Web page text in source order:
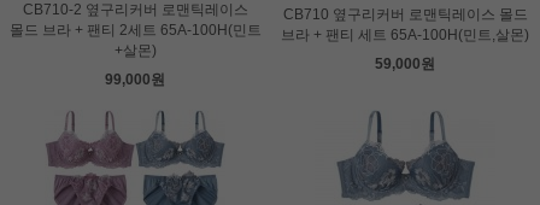
CB710-2 옆구리커버 로맨틱레이스
몰드 브라 + 팬티 2세트 65A-100H(민트
+살몬)
99,000원
CB710 옆구리커버 로맨틱레이스 몰드
브라 + 팬티 세트 65A-100H(민트,살몬)
59,000원